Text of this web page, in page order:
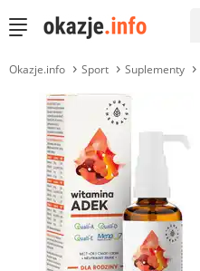
Okazje.info Sport Suplementy